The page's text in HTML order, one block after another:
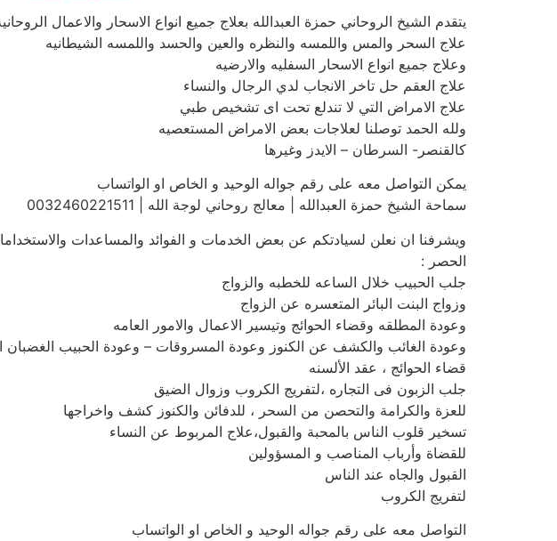
يتقدم الشيخ الروحاني حمزة العبدالله بعلاج جميع انواع الاسحار والاعمال
علاج السحر والمس واللمسه والنظره والعين والحسد واللمسه الشيطانيه
وعلاج جميع انواع الاسحار السفليه والارضيه
علاج العقم حل تاخر الانجاب لدي الرجال والنساء
علاج الامراض التي لا تندلع تحت اى تشخيص طبي
ولله الحمد توصلنا لعلاجات بعض الامراض المستعصيه
كالقنصر- السرطان – الايدز وغيرها
يمكن التواصل معه على رقم جواله الوحيد و الخاص او الواتساب
سماحة الشيخ حمزة العبدالله | معالج روحاني لوجة الله | 0032460221511
ويشرفنا ان نعلن لسيادتكم عن بعض الخدمات و الفوائد والمساعدات
الحصر :
جلب الحبيب خلال الساعه للخطبه والزواج
وزواج البنت البائر المتعسره عن الزواج
وعودة المطلقه وقضاء الحوائج وتيسير الاعمال والامور العامه
وعودة الغائب والكشف عن الكنوز وعودة المسروقات – وعودة الحبيب الغضبان
قضاء الحوائج ، عقد الألسنه
جلب الزبون فى التجاره ،لتفريج الكروب وزوال الضيق
للعزة والكرامة والتحصن من السحر ، للدفائن والكنوز كشف واخراجها
تسخير قلوب الناس بالمحبة والقبول،علاج المربوط عن النساء
للقضاة وأرباب المناصب و المسؤولين
القبول والجاه عند الناس
لتفريج الكروب
التواصل معه على رقم جواله الوحيد و الخاص او الواتساب